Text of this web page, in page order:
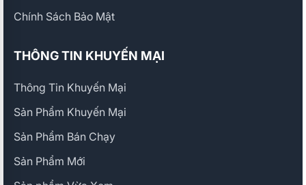
Chính Sách Bảo Mật
THÔNG TIN KHUYẾN MẠI
Thông Tin Khuyến Mại
Sản Phẩm Khuyến Mại
Sản Phẩm Bán Chạy
Sản Phẩm Mới